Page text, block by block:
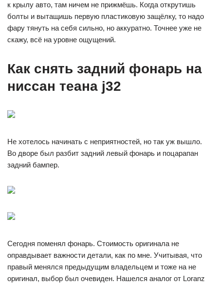
к крылу авто, там ничем не прижмёшь. Когда открутишь
болты и вытащишь первую пластиковую защёлку, то надо
фару тянуть на себя сильно, но аккуратно. Точнее уже не
скажу, всё на уровне ощущений.
Как снять задний фонарь на
ниссан теана j32
Не хотелось начинать с неприятностей, но так уж вышло.
Во дворе был разбит задний левый фонарь и поцарапан
задний бампер.
Сегодня поменял фонарь. Стоимость оригинала не
оправдывает важности детали, как по мне. Учитывая, что
правый менялся предыдущим владельцем и тоже на не
оригинал, выбор был очевиден. Нашелся аналог от Loranz